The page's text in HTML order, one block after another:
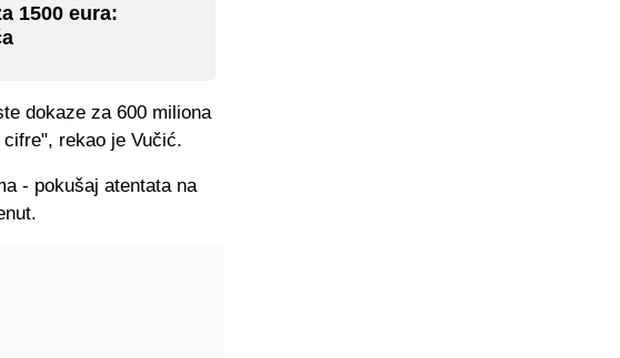
1500 eura:
dokaze za 600 miliona
rekao je Vučić.
- pokušaj atentata na